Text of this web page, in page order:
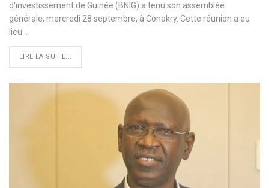
d'investissement de Guinée (BNIG) a tenu son assemblée
générale, mercredi 28 septembre, à Conakry. Cette réunion a eu
lieu…
LIRE LA SUITE...